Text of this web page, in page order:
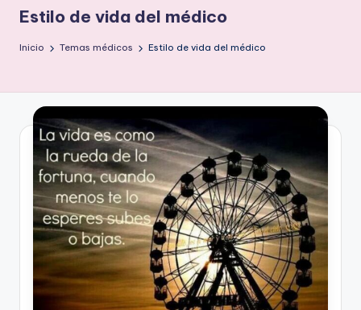
m
o
e
d
ic
u
s
estudio,
resúmenes,
artículos
Estilo de vida del médico
Inicio Temas médicos Estilo de vida del médico